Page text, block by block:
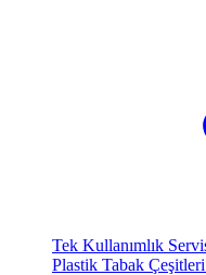
Tek Kullanımlık
Plastik Tabak Çeşitleri